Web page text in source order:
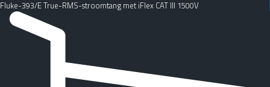
Fluke-393/E True-RMS-stroomtang met iFlex CAT III 1500V